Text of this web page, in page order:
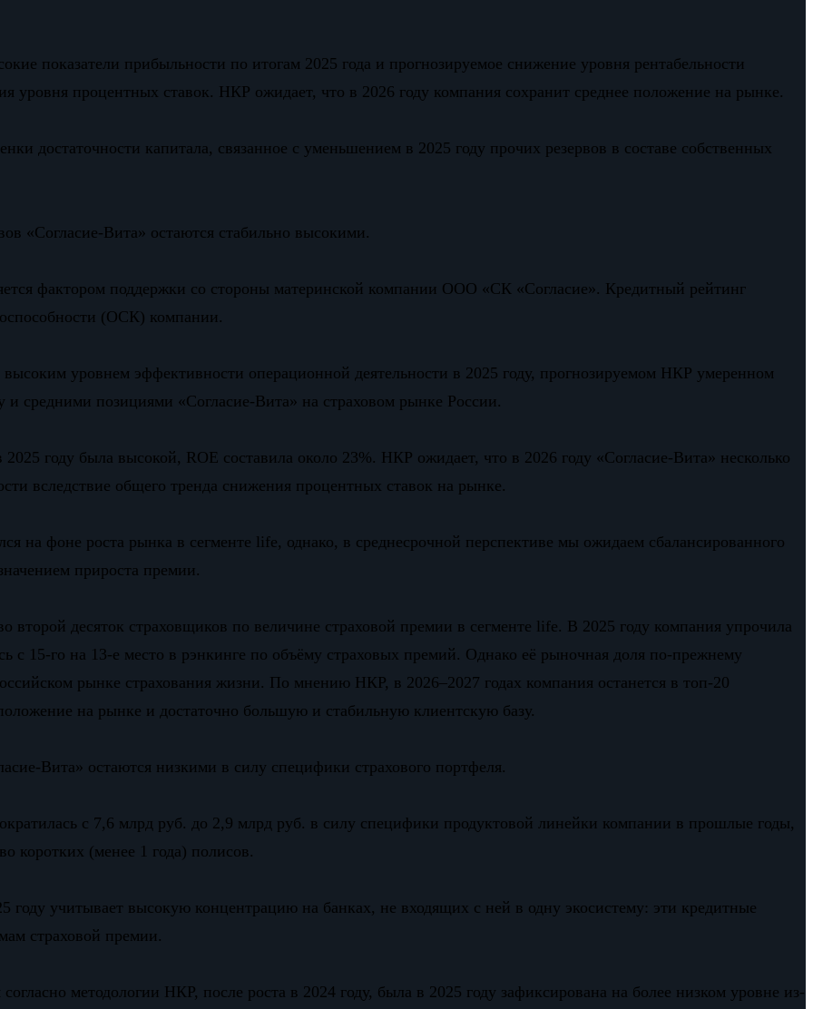
показатели прибыльности по итогам 2025 года и прогнозируемое снижение уровня рентабельности
уровня процентных ставок. НКР ожидает, что в 2026 году компания сохранит среднее положение на рынке.
достаточности капитала, связанное с уменьшением в 2025 году прочих резервов в составе собственных
«Согласие-Вита» остаются стабильно высокими.
фактором поддержки со стороны материнской компании ООО «СК «Согласие». Кредитный рейтинг
(ОСК) компании.
уровнем эффективности операционной деятельности в 2025 году, прогнозируемом НКР умеренном
и средними позициями «Согласие-Вита» на страховом рынке России.
году была высокой, ROE составила около 23%. НКР ожидает, что в 2026 году «Согласие-Вита» несколько
вследствие общего тренда снижения процентных ставок на рынке.
на фоне роста рынка в сегменте life, однако, в среднесрочной перспективе мы ожидаем сбалансированного
прироста премии.
второй десяток страховщиков по величине страховой премии в сегменте life. В 2025 году компания упрочила
с 15-го на 13-е место в рэнкинге по объёму страховых премий. Однако её рыночная доля по-прежнему
рынке страхования жизни. По мнению НКР, в 2026–2027 годах компания останется в топ-20
на рынке и достаточно большую и стабильную клиентскую базу.
Вита» остаются низкими в силу специфики страхового портфеля.
с 7,6 млрд руб. до 2,9 млрд руб. в силу специфики продуктовой линейки компании в прошлые годы,
коротких (менее 1 года) полисов.
году учитывает высокую концентрацию на банках, не входящих с ней в одну экосистему: эти кредитные
страховой премии.
методологии НКР, после роста в 2024 году, была в 2025 году зафиксирована на более низком уровне из-